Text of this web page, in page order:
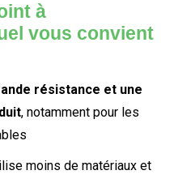
à
vous convient
résistance et une
, notamment pour les
moins de matériaux et